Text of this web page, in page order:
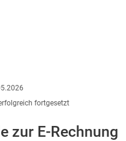
fortgesetzt
zur E-Rechnung